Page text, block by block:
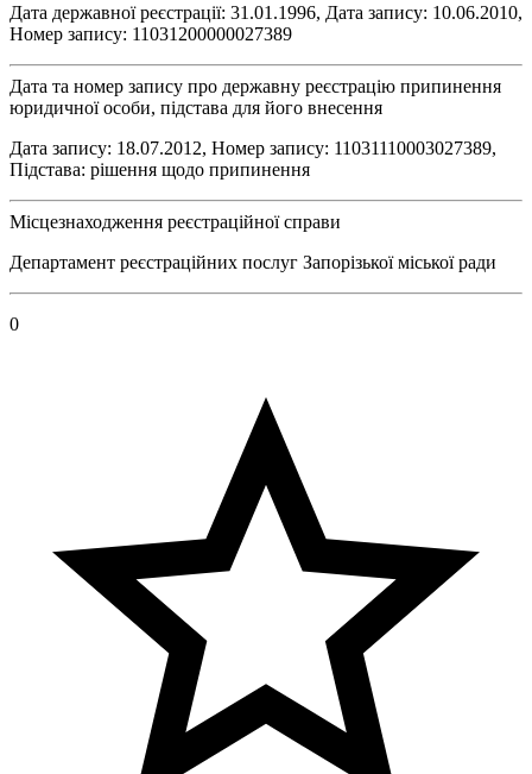
Дата державної реєстрації: 31.01.1996, Дата запису: 10.06.2010,
Номер запису: 11031200000027389
Дата та номер запису про державну реєстрацію припинення
юридичної особи, підстава для його внесення
Дата запису: 18.07.2012, Номер запису: 11031110003027389,
Підстава: рішення щодо припинення
Місцезнаходження реєстраційної справи
Департамент реєстраційних послуг Запорізької міської ради
0